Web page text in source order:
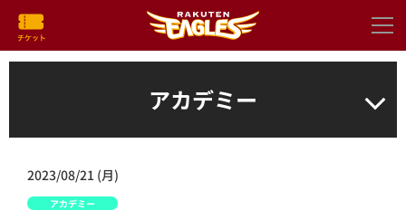
アカデミー
2023/08/21 (月)
アカデミー